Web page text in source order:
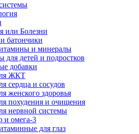
или Болезни
батончики
и минералы
для детей и подростков
добавки
ЖКТ
сердца и сосудов
женского здоровья
похудения и очищения
нервной системы
и омега-3
для глаз